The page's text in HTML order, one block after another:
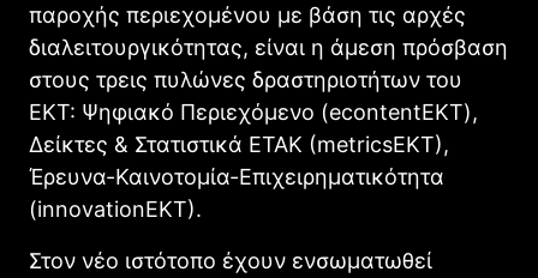
παροχής περιεχομένου με βάση τις αρχές
διαλειτουργικότητας, είναι η άμεση πρόσβαση
στους τρεις πυλώνες δραστηριοτήτων του
ΕΚΤ: Ψηφιακό Περιεχόμενο (econtentΕKT),
Δείκτες & Στατιστικά ΕΤΑΚ (metricsΕΚΤ),
Έρευνα-Καινοτομία-Επιχειρηματικότητα
(innovationΕΚΤ).
Στον νέο ιστότοπο έχουν ενσωματωθεί